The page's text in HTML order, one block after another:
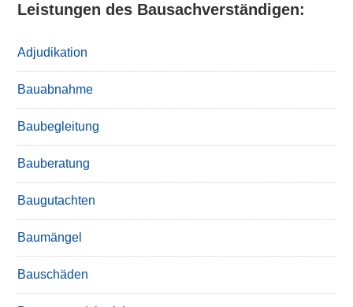
Leistungen des Bausachverständigen:
Adjudikation
Bauabnahme
Baubegleitung
Bauberatung
Baugutachten
Baumängel
Bauschäden